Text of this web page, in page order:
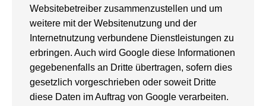
Websitebetreiber zusammenzustellen und um
weitere mit der Websitenutzung und der
Internetnutzung verbundene Dienstleistungen zu
erbringen. Auch wird Google diese Informationen
gegebenenfalls an Dritte übertragen, sofern dies
gesetzlich vorgeschrieben oder soweit Dritte
diese Daten im Auftrag von Google verarbeiten.